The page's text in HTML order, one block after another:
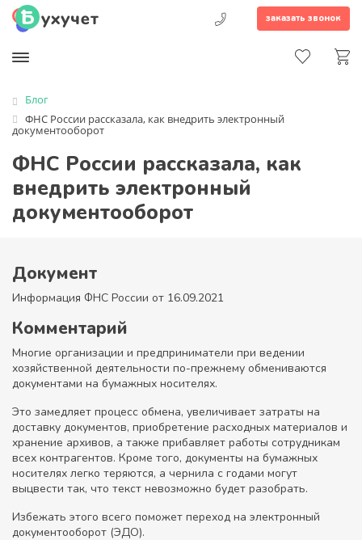
заказать звонок
Блог
ФНС России рассказала, как внедрить электронный
документооборот
ФНС России рассказала, как
внедрить электронный
документооборот
Документ
Информация ФНС России от 16.09.2021
Комментарий
Многие организации и предприниматели при ведении
хозяйственной деятельности по-прежнему обмениваются
документами на бумажных носителях.
Это замедляет процесс обмена, увеличивает затраты на
доставку документов, приобретение расходных материалов и
хранение архивов, а также прибавляет работы сотрудникам
всех контрагентов. Кроме того, документы на бумажных
носителях легко теряются, а чернила с годами могут
выцвести так, что текст невозможно будет разобрать.
Избежать этого всего поможет переход на электронный
документооборот (ЭДО).